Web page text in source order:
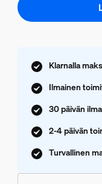
Klarnalla
Ilmainen
30 päivän
2-4 päivän
Turvallinen